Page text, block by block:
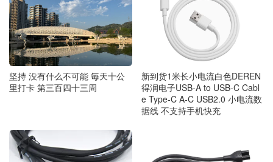
坚持 没有什么不可能 毎天十公
里打卡 第三百四十三周
新到货1米长小电流白色DEREN
得润电子USB-A to USB-C Cabl
e Type-C A-C USB2.0 小电流数
据线 不支持手机快充